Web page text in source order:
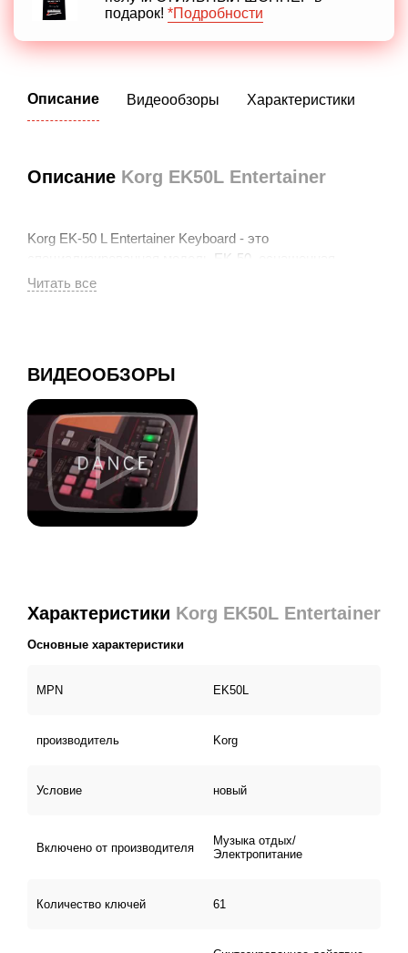
подарок! *Подробности
Описание Видеообзоры Характеристики
Описание Korg EK50L Entertainer
Korg EK-50 L Entertainer Keyboard - это
специализированная модель EK-50, оснащенная
громкоговорителями высокой громкости, которые могут
ВИДЕООБЗОРЫ
Характеристики Korg EK50L Entertainer
Основные характеристики
MPN EK50L
производитель Korg
Условие новый
Включено от производителя
Музыка отдых/
Электропитание
Количество ключей 61